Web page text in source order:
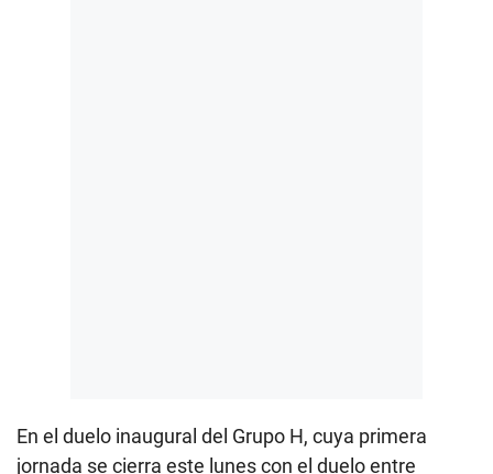
En el duelo inaugural del Grupo H, cuya primera
jornada se cierra este lunes con el duelo entre